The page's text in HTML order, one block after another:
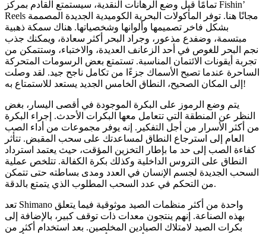
تمامًا قبل وضع الرهانات النقدية، سيستمتع القادم بمركز Fishin’
Reels مجانًا هنا. توفر المأكولات البحرية الكوميدية الجديدة المصممة
بشكل فاخر تصميمها وألوانها وشخصياتها. هناك سمكة ذهبية
مبتسمة، وضفدع مذعور، وجراد البحر أكثر سعادة، ويمكنك جذب
نجم البحر للغوص في أحد الزعانف العديدة، والاختباء، وستتمكن من
تجربة أيقونات الائتمان المناسبة. تستمتع بعض الرسومات المتحركة
الساحرة عندما تصبح الأسماك جزءًا من تكامل ناجح جيد. لقد وصلت
إلى المكان الصحيح، النطاق الخامس الجديد يستعد للاستمتاع به!
يتم وضع الرموز على البكرة الموجودة في أقصى اليسار، بغض
النظر عن المنطقة التي تتعامل معها البكرات الأحدث. إجراء البكرة
من أكثر الأسرار من أجل التفكير. إنه يوفر مجموعات من أداء الصب
العام إلى استرجاع النطاق لمساعدتك على سحب المقبض. تتأثر
كفاءة الصب إلى حد ما بإطار التخزين المؤقت، حيث يعتمد استرداد
النطاق على التروس الداخلية وكذلك بكرة الكفالة. تتلخص عملية
السحب الجديدة لجسم الإنسان في العدد ومدى بساطته حتى تتمكن
من التحكم في عدد السحب المطلوب الذي يتمتع بالدقة.
تعد Shimano واحدة من أكثر منظمات الصيد موثوقية فيما يتعلق
بهذه الصناعة. إنهم ينتجون معدات ذات توقف كبير، بالإضافة إلى
بكرات الصيد لامتلاك الصيادين المخلصين. بعد استخدام أكثر من